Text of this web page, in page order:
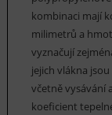
kombinaci mají
milimetrů a
vyznačují
jejich vlákna
včetně vysávání
koeficient